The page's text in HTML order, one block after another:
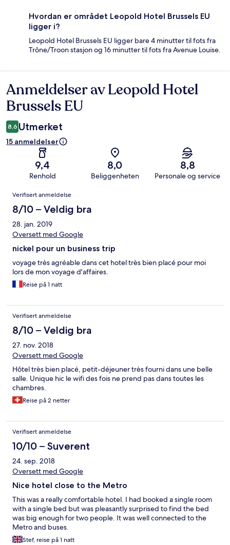
Hvordan er området Leopold Hotel Brussels EU
ligger i?
Leopold Hotel Brussels EU ligger bare 4 minutter til fots fra
Trône/Troon stasjon og 16 minutter til fots fra Avenue Louise.
Anmeldelser
Anmeldelser av Leopold Hotel
Brussels EU
8,6 Utmerket
15 anmeldelser
9,4
Renhold
8,0
Beliggenheten
8,8
Personale og service
Anmeldelser
Verifisert anmeldelse
8/10 – Veldig bra
28. jan. 2019
Oversett med Google
nickel pour un business trip
voyage très agréable dans cet hotel très bien placé pour moi
lors de mon voyage d'affaires.
Reise på 1 natt
Verifisert anmeldelse
8/10 – Veldig bra
27. nov. 2018
Oversett med Google
Hôtel très bien placé, petit-déjeuner très fourni dans une belle
salle. Unique hic le wifi des fois ne prend pas dans toutes les
chambres.
Reise på 2 netter
Verifisert anmeldelse
10/10 – Suverent
24. sep. 2018
Oversett med Google
Nice hotel close to the Metro
This was a really comfortable hotel. I had booked a single room
with a single bed but was pleasantly surprised to find the bed
was big enough for two people. It was well connected to the
Metro and buses.
Stef, reise på 1 natt